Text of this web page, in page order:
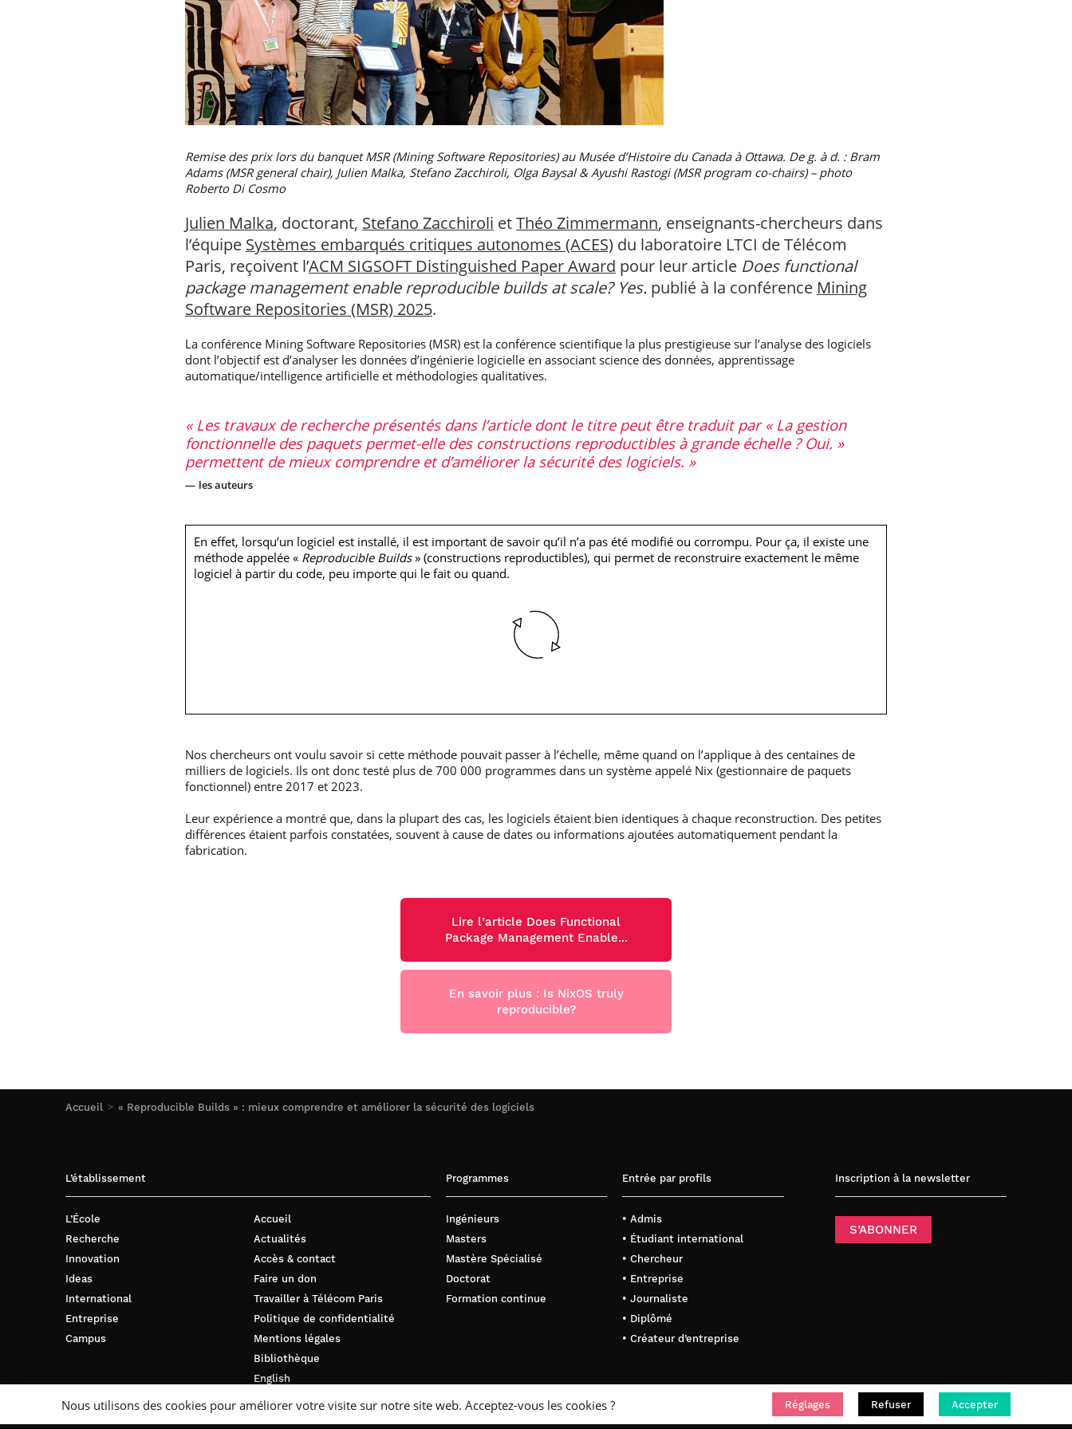
Accueil « Reproducible Builds » : mieux comprendre et améliorer la sécurité des logiciels
Remise des prix lors du banquet MSR (Mining Software Repositories) au Musée d’Histoire du Canada à Ottawa. De g. à d. : Bram
Adams (MSR general chair), Julien Malka, Stefano Zacchiroli, Olga Baysal & Ayushi Rastogi (MSR program co-chairs) – photo
Roberto Di Cosmo
Julien Malka, doctorant, Stefano Zacchiroli etThéo Zimmermann, enseignants-chercheurs dans
l’équipe Systèmes embarqués critiques autonomes (ACES) du laboratoire LTCI de Télécom
Paris, reçoivent l’ACM SIGSOFT Distinguished Paper Award pour leur article Does functional
package management enable reproducible builds at scale? Yes. publié à la conférence Mining
Software Repositories (MSR) 2025.
La conférence Mining Software Repositories (MSR) est la conférence scientifique la plus prestigieuse sur l’analyse des logiciels
dont l’objectif est d’analyser les données d’ingénierie logicielle en associant science des données, apprentissage
automatique/intelligence artificielle et méthodologies qualitatives.
Les travaux de recherche présentés dans l’article dont le titre peut être traduit par « La gestion
fonctionnelle des paquets permet-elle des constructions reproductibles à grande échelle ? Oui. »
permettent de mieux comprendre et d’améliorer la sécurité des logiciels.
les auteurs
En effet, lorsqu’un logiciel est installé, il est important de savoir qu’il n’a pas été modifié ou corrompu. Pour ça, il existe une
méthode appelée « Reproducible Builds» (constructions reproductibles), qui permet de reconstruire exactement le même
logiciel à partir du code, peu importe qui le fait ou quand.
Nos chercheurs ont voulu savoir si cette méthode pouvait passer à l’échelle, même quand on l’applique à des centaines de
milliers de logiciels. Ils ont donc testé plus de 700 000 programmes dans un système appelé Nix (gestionnaire de paquets
fonctionnel) entre 2017 et 2023.
Leur expérience a montré que, dans la plupart des cas, les logiciels étaient bien identiques à chaque reconstruction. Des petites
différences étaient parfois constatées, souvent à cause de dates ou informations ajoutées automatiquement pendant la
fabrication.
Lire l’article Does Functional
Package Management Enable...
En savoir plus : Is NixOS truly
reproducible?
L’établissement
L’École
Recherche
Innovation
Ideas
International
Entreprise
Campus
Accueil
Actualités
Accès & contact
Faire un don
Travailler à Télécom Paris
Politique de confidentialité
Mentions légales
Bibliothèque
English
Programmes
Ingénieurs
Masters
Mastère Spécialisé
Doctorat
Formation continue
Entrée par profils
• Admis
• Étudiant international
• Chercheur
• Entreprise
• Journaliste
• Diplômé
• Créateur d’entreprise
Inscription à la newsletter
S’ABONNER
Nous utilisons des cookies pour améliorer votre visite sur notre site web. Acceptez-vous les cookies ? Réglages Refuser Accepter